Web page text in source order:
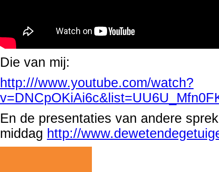
Die van mij:
http:///www.youtube.com/watch?
En de presentaties van andere
middag http://